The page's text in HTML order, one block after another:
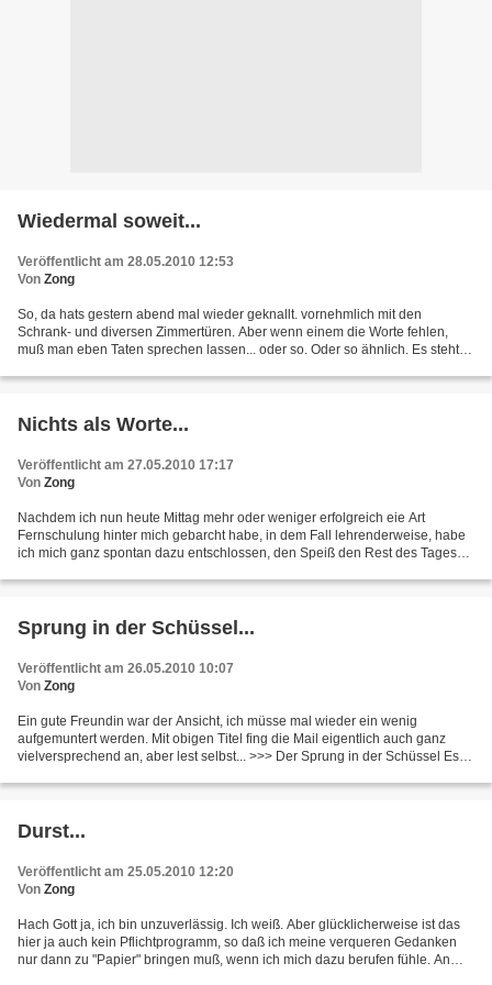
Wiedermal soweit...
Veröffentlicht am 28.05.2010 12:53
Von Zong
So, da hats gestern abend mal wieder geknallt. vornehmlich mit den
Schrank- und diversen Zimmertüren. Aber wenn einem die Worte fehlen,
muß man eben Taten sprechen lassen... oder so. Oder so ähnlich. Es steht
Nichts als Worte...
Veröffentlicht am 27.05.2010 17:17
Von Zong
Nachdem ich nun heute Mittag mehr oder weniger erfolgreich eie Art
Fernschulung hinter mich gebarcht habe, in dem Fall lehrenderweise, habe
ich mich ganz spontan dazu entschlossen, den Speiß den Rest des Tages
Sprung in der Schüssel...
Veröffentlicht am 26.05.2010 10:07
Von Zong
Ein gute Freundin war der Ansicht, ich müsse mal wieder ein wenig
aufgemuntert werden. Mit obigen Titel fing die Mail eigentlich auch ganz
vielversprechend an, aber lest selbst... >>> Der Sprung in der Schüssel Es
Durst...
Veröffentlicht am 25.05.2010 12:20
Von Zong
Hach Gott ja, ich bin unzuverlässig. Ich weiß. Aber glücklicherweise ist das
hier ja auch kein Pflichtprogramm, so daß ich meine verqueren Gedanken
nur dann zu "Papier" bringen muß, wenn ich mich dazu berufen fühle. An